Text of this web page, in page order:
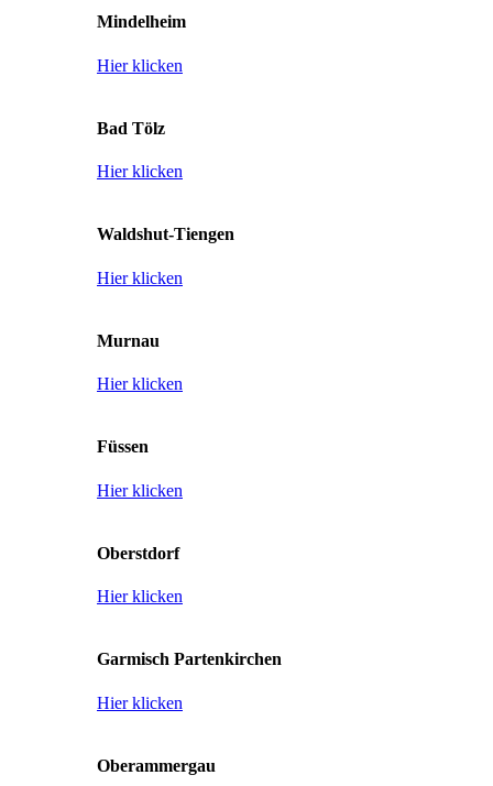
Mindelheim
Hier klicken
Bad Tölz
Hier klicken
Waldshut-Tiengen
Hier klicken
Murnau
Hier klicken
Füssen
Hier klicken
Oberstdorf
Hier klicken
Garmisch Partenkirchen
Hier klicken
Oberammergau